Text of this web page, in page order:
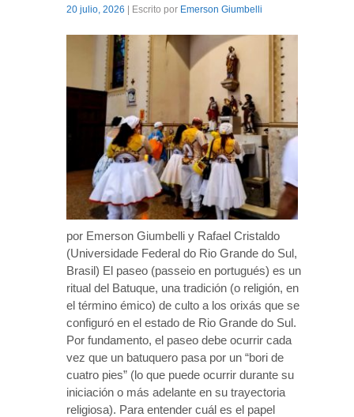
20 julio, 2026 | Escrito por Emerson Giumbelli
por Emerson Giumbelli y Rafael Cristaldo
(Universidade Federal do Rio Grande do Sul,
Brasil) El paseo (passeio en portugués) es un
ritual del Batuque, una tradición (o religión, en
el término émico) de culto a los orixás que se
configuró en el estado de Rio Grande do Sul.
Por fundamento, el paseo debe ocurrir cada
vez que un batuquero pasa por un “bori de
cuatro pies” (lo que puede ocurrir durante su
iniciación o más adelante en su trayectoria
religiosa). Para entender cuál es el papel